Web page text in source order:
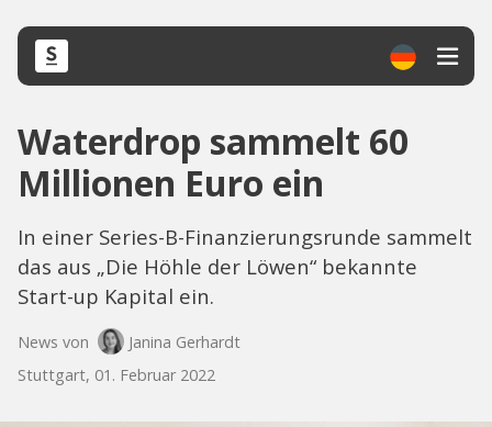
Waterdrop sammelt 60
Millionen Euro ein
In einer Series-B-Finanzierungsrunde sammelt
das aus „Die Höhle der Löwen“ bekannte
Start-up Kapital ein.
News von
Janina Gerhardt
Stuttgart, 01. Februar 2022